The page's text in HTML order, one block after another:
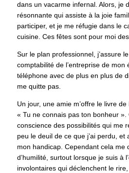
dans un vacarme infernal. Alors, je
résonnante qui assiste à la joie
participer, et je me réfugie dans le
cuisine. Ces fêtes sont pour moi
Sur le plan professionnel, j’assure
comptabilité de l’entreprise de mon
téléphone avec de plus en plus de
me quitte pas.
Un jour, une amie m’offre le livre
« Tu ne connais pas ton bonheur
conscience des possibilités qui me
peu le deuil de ce que j’ai perdu, et
mon handicap. Cependant cela me
d’humilité, surtout lorsque je suis à
involontaires qui déclenchent le